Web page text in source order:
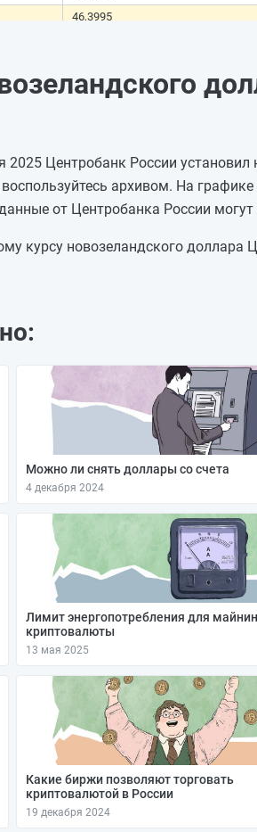
46,3995
45,0369
46,7208
46,7208
46,7208
Центробанк России
архивом. На
от Центробанка России могут
курсу новозеландского доллара
Можно ли снять доллары со счета
4 декабря 2024
Лимит энергопотребления для
криптовалюты
13 мая 2025
Какие биржи позволяют торговать
криптовалютой в России
19 декабря 2024